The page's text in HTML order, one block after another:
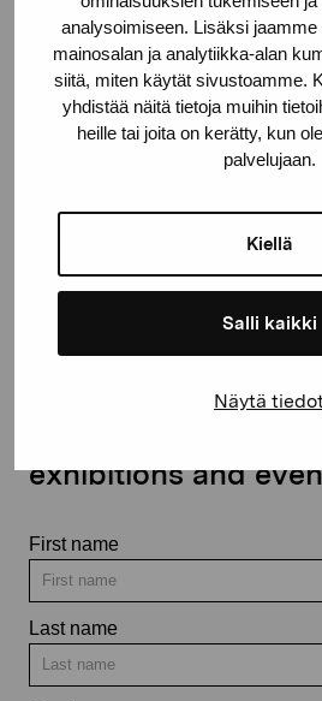
analysoimiseen. Lisäksi
mainosalan ja analytiikka-alan
siitä, miten käytät sivustoamme.
yhdistää näitä tietoja muihin
heille tai joita on kerätty, kun
palvelujaan.
Kiellä
Salli kaikki
Näytä
Gustav Wasas gata 11
10600 Ekenäs
proartibus@proartibus.fi
+358 (0)50 371 6339
Contact us
exhibitions and
First name
Last name